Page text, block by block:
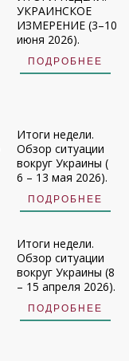
УКРАИНСКОЕ
ИЗМЕРЕНИЕ (3–10
июня 2026).
ПОДРОБНЕЕ
Итоги недели.
Обзор ситуации
вокруг Украины (
6 – 13 мая 2026).
ПОДРОБНЕЕ
Итоги недели.
Обзор ситуации
вокруг Украины (8
– 15 апреля 2026).
ПОДРОБНЕЕ